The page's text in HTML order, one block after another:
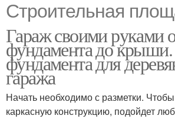
Строительная
Гараж своими руками
фундамента до
фундамента для
гаража
Начать необходимо с разметки.
каркасную конструкцию, подойдет